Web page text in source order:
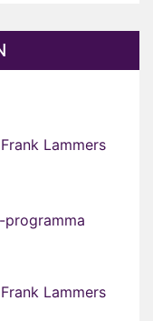
Frank Lammers
Frank Lammers